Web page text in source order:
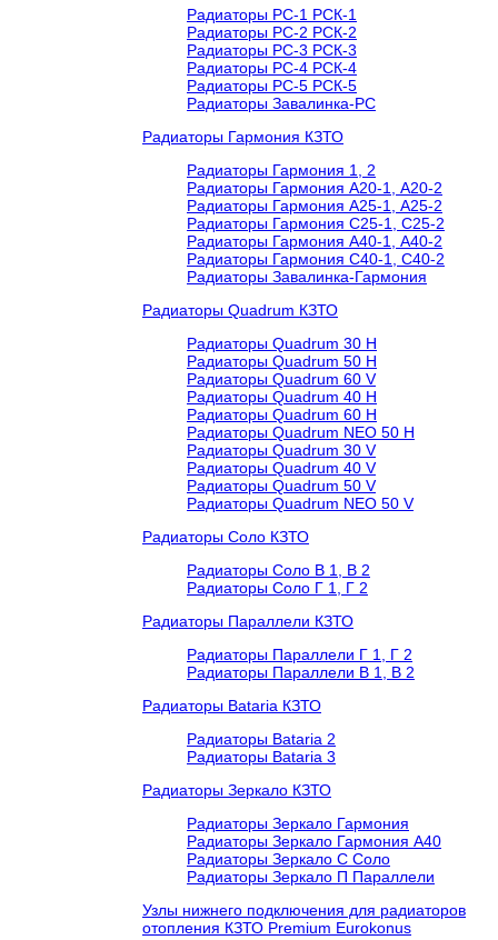
Радиаторы РС-1 РСК-1
Радиаторы РС-2 РСК-2
Радиаторы РС-3 РСК-3
Радиаторы РС-4 РСК-4
Радиаторы РС-5 РСК-5
Радиаторы Завалинка-РС
Радиаторы Гармония КЗТО
Радиаторы Гармония 1, 2
Радиаторы Гармония А20-1, А20-2
Радиаторы Гармония А25-1, А25-2
Радиаторы Гармония С25-1, С25-2
Радиаторы Гармония А40-1, А40-2
Радиаторы Гармония С40-1, С40-2
Радиаторы Завалинка-Гармония
Радиаторы Quadrum КЗТО
Радиаторы Quadrum 30 H
Радиаторы Quadrum 50 H
Радиаторы Quadrum 60 V
Радиаторы Quadrum 40 H
Радиаторы Quadrum 60 H
Радиаторы Quadrum NEO 50 H
Радиаторы Quadrum 30 V
Радиаторы Quadrum 40 V
Радиаторы Quadrum 50 V
Радиаторы Quadrum NEO 50 V
Радиаторы Соло КЗТО
Радиаторы Соло В 1, В 2
Радиаторы Соло Г 1, Г 2
Радиаторы Параллели КЗТО
Радиаторы Параллели Г 1, Г 2
Радиаторы Параллели В 1, В 2
Радиаторы Bataria КЗТО
Радиаторы Bataria 2
Радиаторы Bataria 3
Радиаторы Зеркало КЗТО
Радиаторы Зеркало Гармония
Радиаторы Зеркало Гармония А40
Радиаторы Зеркало С Соло
Радиаторы Зеркало П Параллели
Узлы нижнего подключения для радиаторов
отопления КЗТО Premium Eurokonus